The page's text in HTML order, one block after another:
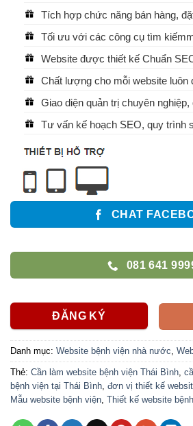
Tích hợp chức năng bán hàng,
Tối ưu với các công cụ tìm
Website được thiết kế Chuẩn
Chất lượng cho mỗi website luôn
Giao diện quản trị chuyên nghiệp,
Tư vấn kế hoạch SEO, quy trình
CHAT
081 641
ĐĂNG KÝ
Danh mục: Website bệnh viện nhà nước
Thẻ: Cần làm website bệnh viện Thái Bình
bệnh viện tại Thái Bình đơn vị thiết kế
Mẫu website bệnh viện Thiết kế website